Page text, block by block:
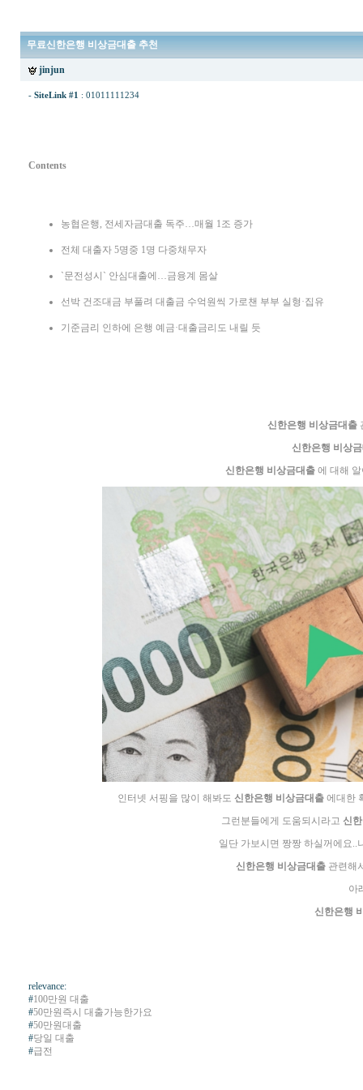
무료신한은행 비상금대출 추천
jinjun
- SiteLink #1 : 01011111234
Contents
농협은행, 전세자금대출 독주…매월 1조 증가
전체 대출자 5명중 1명 다중채무자
`문전성시` 안심대출에…금융계 몸살
선박 건조대금 부풀려 대출금 수억원씩 가로챈 부부 실형·집유
기준금리 인하에 은행 예금·대출금리도 내릴 듯
신한은행 비상금대출
신한은행 비상
신한은행 비상금대출에 대해 알
인터넷 서핑을 많이 해봐도 신한은행 비상금대출 에대한
그런분들에게 도움되시라고 신
일단 가보시면 짱짱 하실꺼에요..
신한은행 비상금대출관련해
아
신한은행
relevance:
#100만원 대출
#50만원즉시 대출가능한가요
#50만원대출
#당일 대출
#급전